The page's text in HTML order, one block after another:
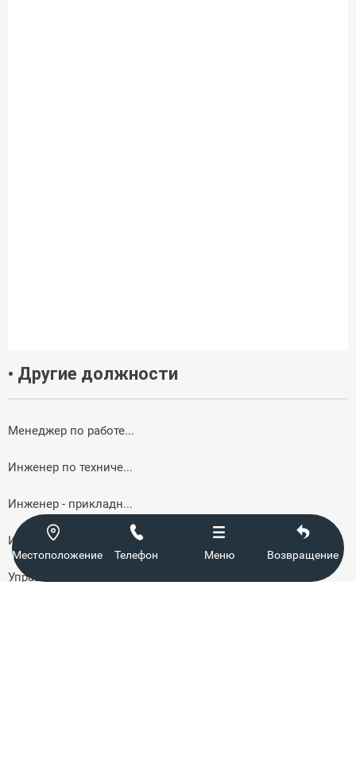
• Другие должности
Менеджер по работе...
Инженер по техниче...
Инженер - прикладн...
Инженер по закупка...
Управление качеств...

Местоположение

Телефон

Меню

Возвращение